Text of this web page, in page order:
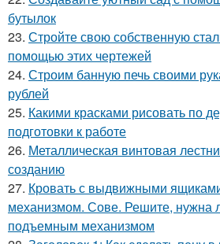
бутылок
23. Стройте свою собственную
помощью этих чертежей
24. Строим банную печь своими
рублей
25. Какими красками рисовать по
подготовки к работе
26. Металлическая винтовая
созданию
27. Кровать с выдвижными
механизмом. Сове. Решите, нужна
подъемным механизмом